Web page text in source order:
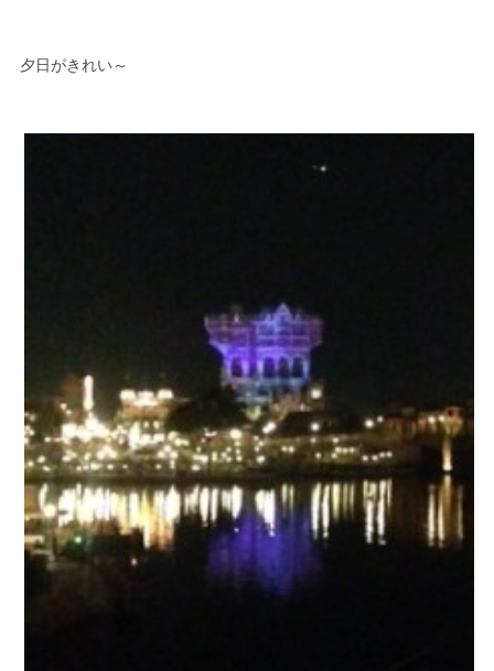
夕日がきれい～